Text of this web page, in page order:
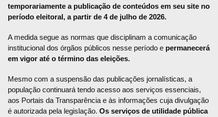
temporariamente a publicação de conteúdos em seu site no
período eleitoral, a partir de 4 de julho de 2026.
A medida segue as normas que disciplinam a comunicação
institucional dos órgãos públicos nesse período e permanecerá
em vigor até o término das eleições.
Mesmo com a suspensão das publicações jornalísticas, a
população continuará tendo acesso aos serviços essenciais,
aos Portais da Transparência e às informações cuja divulgação
é autorizada pela legislação. Os serviços de utilidade pública